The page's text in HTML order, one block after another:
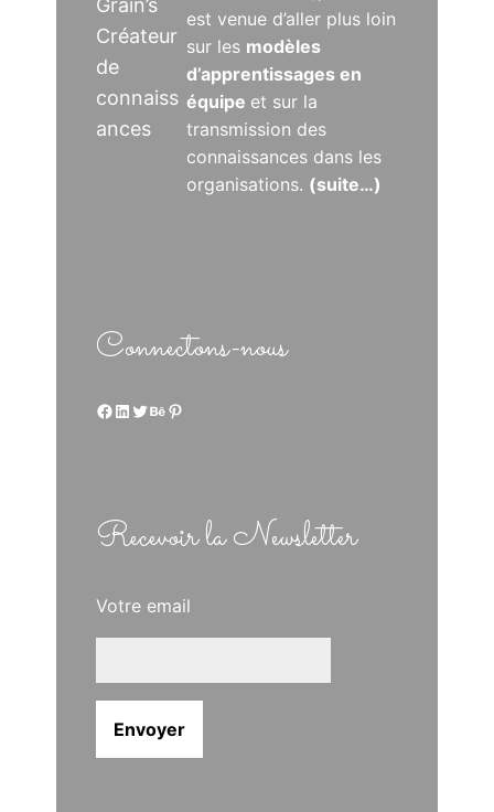
Grain’s
Créateur
de
connaiss
ances
est venue d’aller plus loin
sur les modèles
d’apprentissages en
équipe et sur la
transmission des
connaissances dans les
organisations. (suite…)
Connectons-nous
Facebook LinkedIn Twitter Behance Pinterest
Recevoir la Newsletter
Votre email